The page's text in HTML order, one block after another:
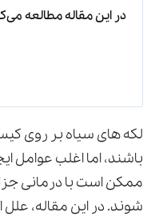
در این مقاله مطالعه
لکه های سیاه بر روی
باشند، اما اغلب عوامل
ممکن است با درمانی
شوند. در این مقاله،